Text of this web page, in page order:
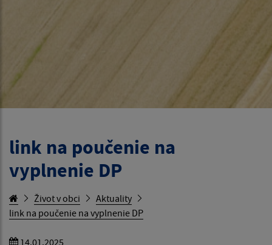
link na poučenie na
vyplnenie DP
Život v obci
Aktuality
link na poučenie na vyplnenie DP
14.01.2025